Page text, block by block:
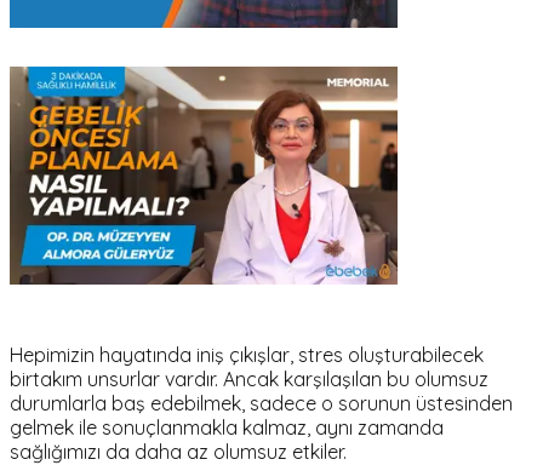
Hepimizin hayatında iniş çıkışlar, stres oluşturabilecek
birtakım unsurlar vardır. Ancak karşılaşılan bu olumsuz
durumlarla baş edebilmek, sadece o sorunun üstesinden
gelmek ile sonuçlanmakla kalmaz, aynı zamanda
sağlığımızı da daha az olumsuz etkiler.